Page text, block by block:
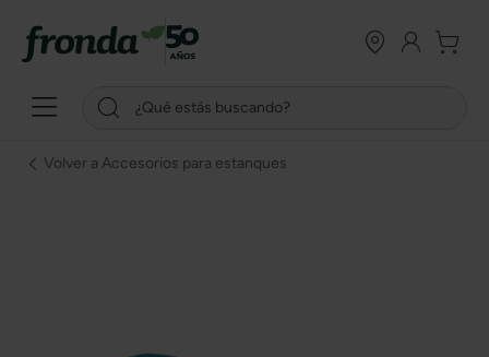
Volver a Accesorios para estanques